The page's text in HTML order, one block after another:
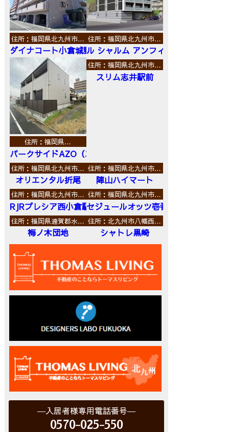
住所：福岡県北九州市…
ダイナコート小倉城野
住所：福岡県北九州市…
ル シャルム アンフィニ
住所：福岡県…
パークサイドAZO（エーゼットオー）
住所：福岡県北九州市…
スリム志井駅前
住所：福岡県北九州市…
オリエンタル折尾
住所：福岡県北九州市…
陣山ハイマート
住所：福岡県北九州市…
RJRプレシア西小倉駅前
住所：福岡県北九州市…
セジュールオッツ壱番館
住所：福岡県遠賀郡水…
梅ノ木団地
住所：北九州市八幡西…
シャトレ黒崎
入居者様専用電話番号
0570-025-550